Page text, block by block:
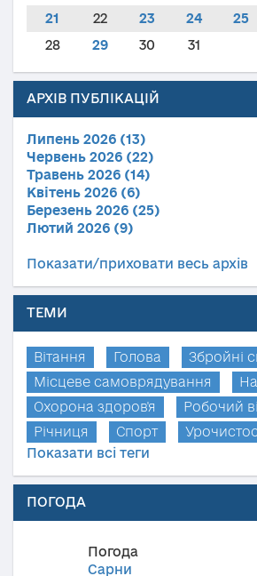
21
22 23 24 25
28
29 30 31
АРХІВ ПУБЛІКАЦІЙ
Липень 2026 (13)
Червень 2026 (22)
Травень 2026 (14)
Квітень 2026 (6)
Березень 2026 (25)
Лютий 2026 (9)
Показати/приховати весь архів
ТЕМИ
Вітання Голова
Збройні
Місцеве самоврядування
Охорона здоров'я
Робочий
Річниця
Спорт
Показати всі теги
ПОГОДА
Погода
Сарни